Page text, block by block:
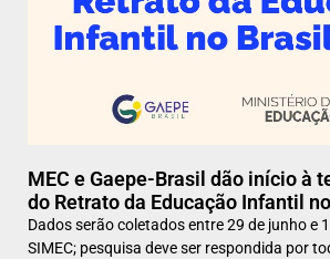
MEC e Gaepe-Brasil dão início à
do Retrato da Educação Infantil
Dados serão coletados entre 29 de junho e
SIMEC; pesquisa deve ser respondida por